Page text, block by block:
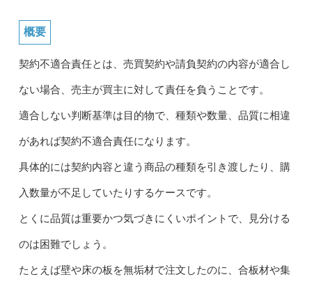
概要
契約不適合責任とは、売買契約や請負契約の内容が適合し
ない場合、売主が買主に対して責任を負うことです。
適合しない判断基準は目的物で、種類や数量、品質に相違
があれば契約不適合責任になります。
具体的には契約内容と違う商品の種類を引き渡したり、購
入数量が不足していたりするケースです。
とくに品質は重要かつ気づきにくいポイントで、見分ける
のは困難でしょう。
たとえば壁や床の板を無垢材で注文したのに、合板材や集